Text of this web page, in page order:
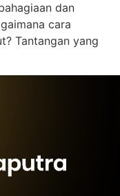
dan
cara
Tantangan yang